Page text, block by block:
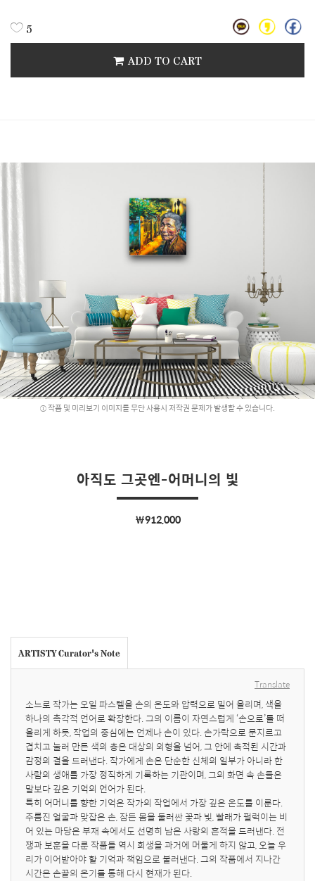
5
ADD TO CART
작품 및 미리보기 이미지를 무단 사용시 저작권 문제가 발생할 수 있습니다.
아직도 그곳엔-어머니의 빛
￦912,000
ARTISTY Curator's Note
Translate
소느로 작가는 오일 파스텔을 손의 온도와 압력으로 밀어 올리며, 색을
하나의 촉각적 언어로 확장한다. 그의 이름이 자연스럽게 ‘손으로’를 떠
올리게 하듯, 작업의 중심에는 언제나 손이 있다. 손가락으로 문지르고
겹치고 눌러 만든 색의 층은 대상의 외형을 넘어, 그 안에 축적된 시간과
감정의 결을 드러낸다. 작가에게 손은 단순한 신체의 일부가 아니라 한
사람의 생애를 가장 정직하게 기록하는 기관이며, 그의 화면 속 손들은
말보다 깊은 기억의 언어가 된다.
특히 어머니를 향한 기억은 작가의 작업에서 가장 깊은 온도를 이룬다.
주름진 얼굴과 맞잡은 손, 잠든 몸을 둘러싼 꽃과 빛, 빨래가 펄럭이는 비
어 있는 마당은 부재 속에서도 선명히 남은 사랑의 흔적을 드러낸다. 전
쟁과 보훈을 다룬 작품들 역시 희생을 과거에 머물게 하지 않고, 오늘 우
리가 이어받아야 할 기억과 책임으로 불러낸다. 그의 작품에서 지나간
시간은 손끝의 온기를 통해 다시 현재가 된다.